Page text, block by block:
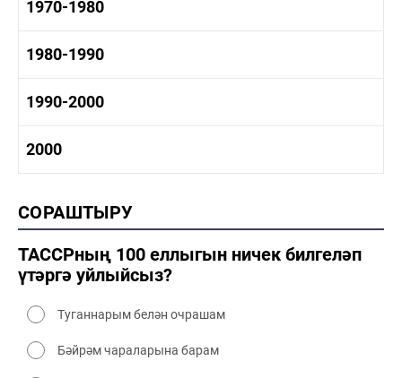
1960-1970 тарих
1960-1970 мәдәният
1970-1980
1970-1980 тарих
1970-1980 мәдәният
1980-1990
1980-1990 тарих
1980-1990 мәдәният
1990-2000
1990-2000 мәдәният
2000
2000 сәнәгать
2000 мәдәният
СОРАШТЫРУ
ТАССРның 100 еллыгын ничек билгеләп
үтәргә уйлыйсыз?
Туганнарым белән очрашам
Бәйрәм чараларына барам